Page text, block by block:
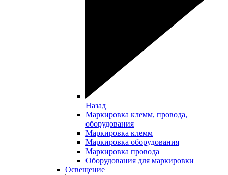
Назад
Маркировка клемм, провода,
оборудования
Маркировка клемм
Маркировка оборудования
Маркировка провода
Оборудования для маркировки
Освещение